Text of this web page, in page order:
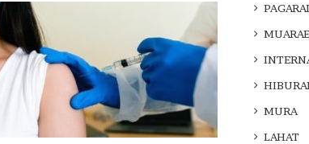
MURA
LAHAT